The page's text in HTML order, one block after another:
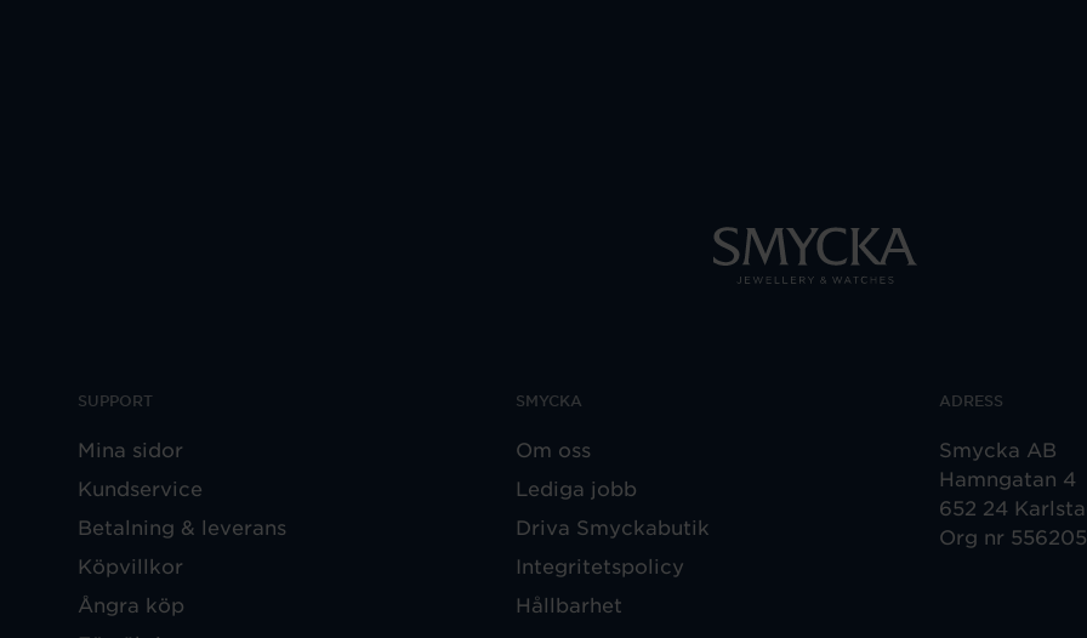
SUPPORT
Mina sidor
Kundservice
Betalning & leverans
Köpvillkor
Ångra köp
SMYCKA
Om oss
Lediga jobb
Driva Smyckabutik
Integritetspolicy
Hållbarhet
ADRESS
Smycka AB
Hamngatan 4
652 24
Org nr